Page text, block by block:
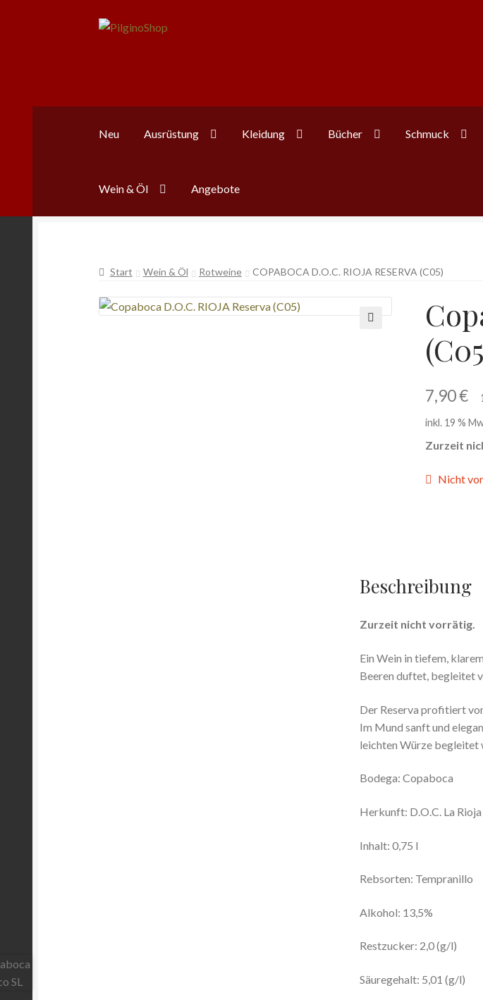
Zur
Zum
Neu Ausrüstung Kleidung Bücher Schmuck
Wein & Öl Angebote
Start Wein & Öl Rotweine COPABOCA D.O.C. RIOJA RESERVA (C05)
7,90€
inkl. 19 %
Zurzeit
Nicht
Beschreibung
Zurzeit nicht vorrätig.
Ein Wein in tiefem,
Beeren duftet, begleitet
Der Reserva profitiert
Im Mund sanft und
leichten Würze begleitet
Bodega: Copaboca
Herkunft: D.O.C. La Rioja
Inhalt: 0,75 l
Rebsorten: Tempranillo
Alkohol: 13,5%
Restzucker: 2,0 (g/l)
Säuregehalt: 5,01 (g/l)